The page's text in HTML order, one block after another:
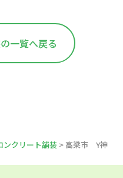
一覧へ戻る
ンクリート舗装 > 高梁市 Y神